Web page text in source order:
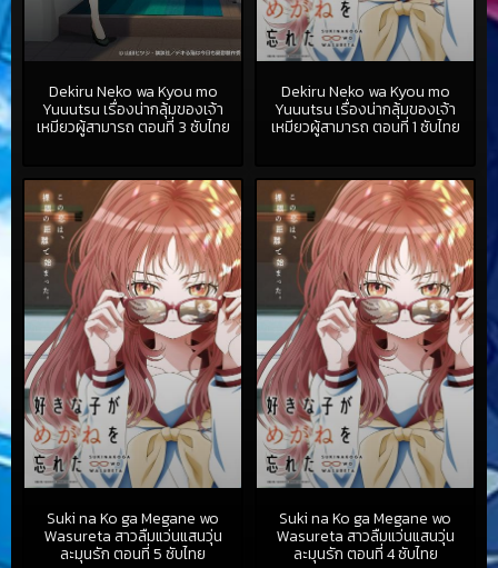
Dekiru Neko wa Kyou mo
Yuuutsu เรื่องน่ากลุ้มของเจ้า
เหมียวผู้สามารถ ตอนที่ 3 ซับไทย
Dekiru Neko wa Kyou mo
Yuuutsu เรื่องน่ากลุ้มของเจ้า
เหมียวผู้สามารถ ตอนที่ 1 ซับไทย
Suki na Ko ga Megane wo
Wasureta สาวลืมแว่นแสนวุ่น
ละมุนรัก ตอนที่ 5 ซับไทย
Suki na Ko ga Megane wo
Wasureta สาวลืมแว่นแสนวุ่น
ละมุนรัก ตอนที่ 4 ซับไทย